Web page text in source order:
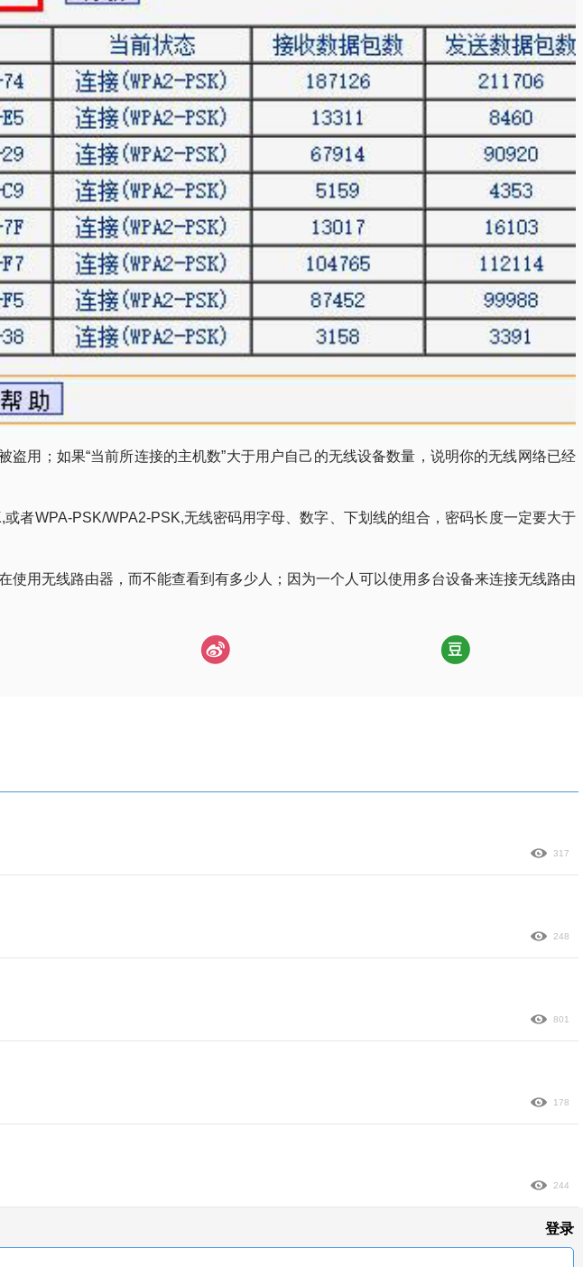
用；如果“当前所连接的主机数”大于用户自己的无线设备数量，说明你的无线网络已经
者WPA-PSK/WPA2-PSK,无线密码用字母、数字、下划线的组合，密码长度一定要大于
用无线路由器，而不能查看到有多少人；因为一个人可以使用多台设备来连接无线路由
317
248
801
178
244
登录